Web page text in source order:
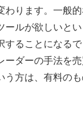
わります。一般
ールが欲しいとい
することになる
ーダーの手法を
う方は、有料の